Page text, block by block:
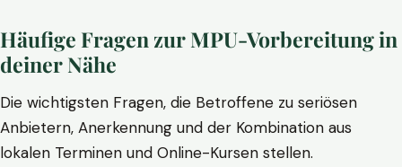
Häufige Fragen zur MPU-Vorbereitung in
deiner Nähe
Die wichtigsten Fragen, die Betroffene zu seriösen
Anbietern, Anerkennung und der Kombination aus
lokalen Terminen und Online-Kursen stellen.